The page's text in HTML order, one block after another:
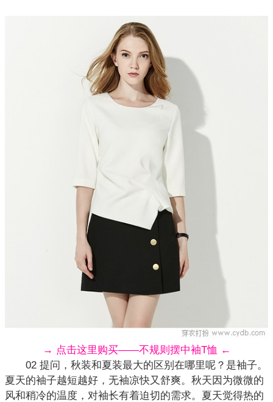
→ 点击这里购买——不规则摆中袖T恤 ←
02 提问，秋装和夏装最大的区别在哪里呢？是袖子。
夏天的袖子越短越好，无袖凉快又舒爽。秋天因为微微的
风和稍冷的温度，对袖长有着迫切的需求。夏天觉得热的